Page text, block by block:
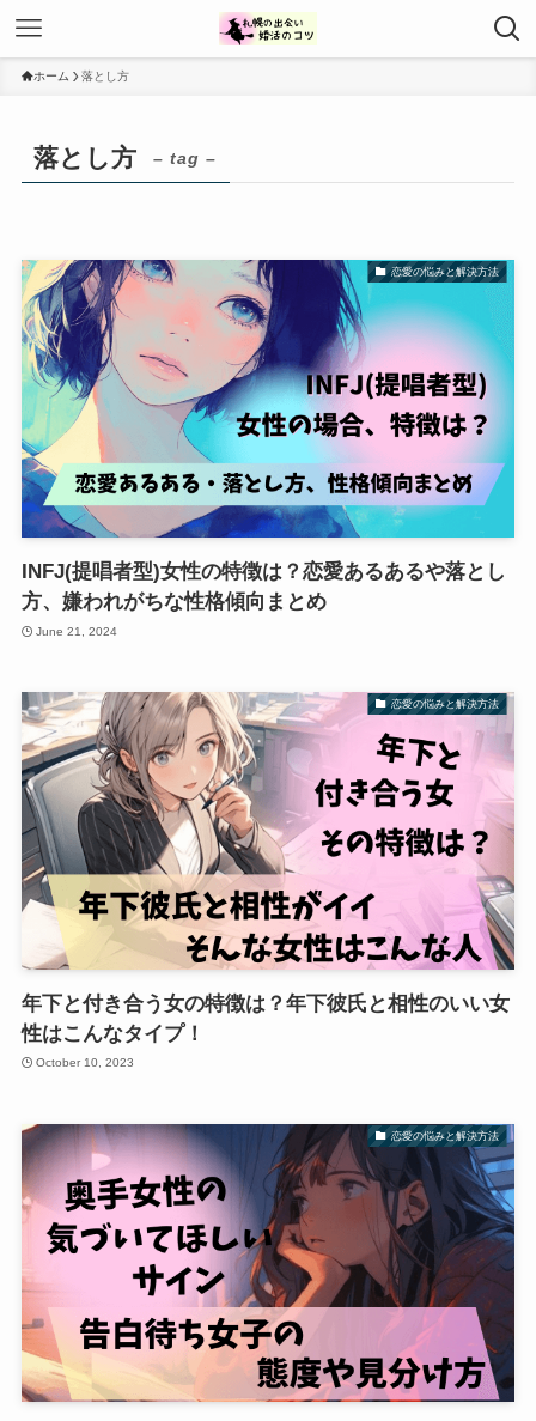
ホーム 落とし方
落とし方 – tag –
恋愛の悩みと解決方法
INFJ(提唱者型)女性の特徴は？恋愛あるあるや落とし
方、嫌われがちな性格傾向まとめ
June 21, 2024
恋愛の悩みと解決方法
年下と付き合う女の特徴は？年下彼氏と相性のいい女
性はこんなタイプ！
October 10, 2023
恋愛の悩みと解決方法